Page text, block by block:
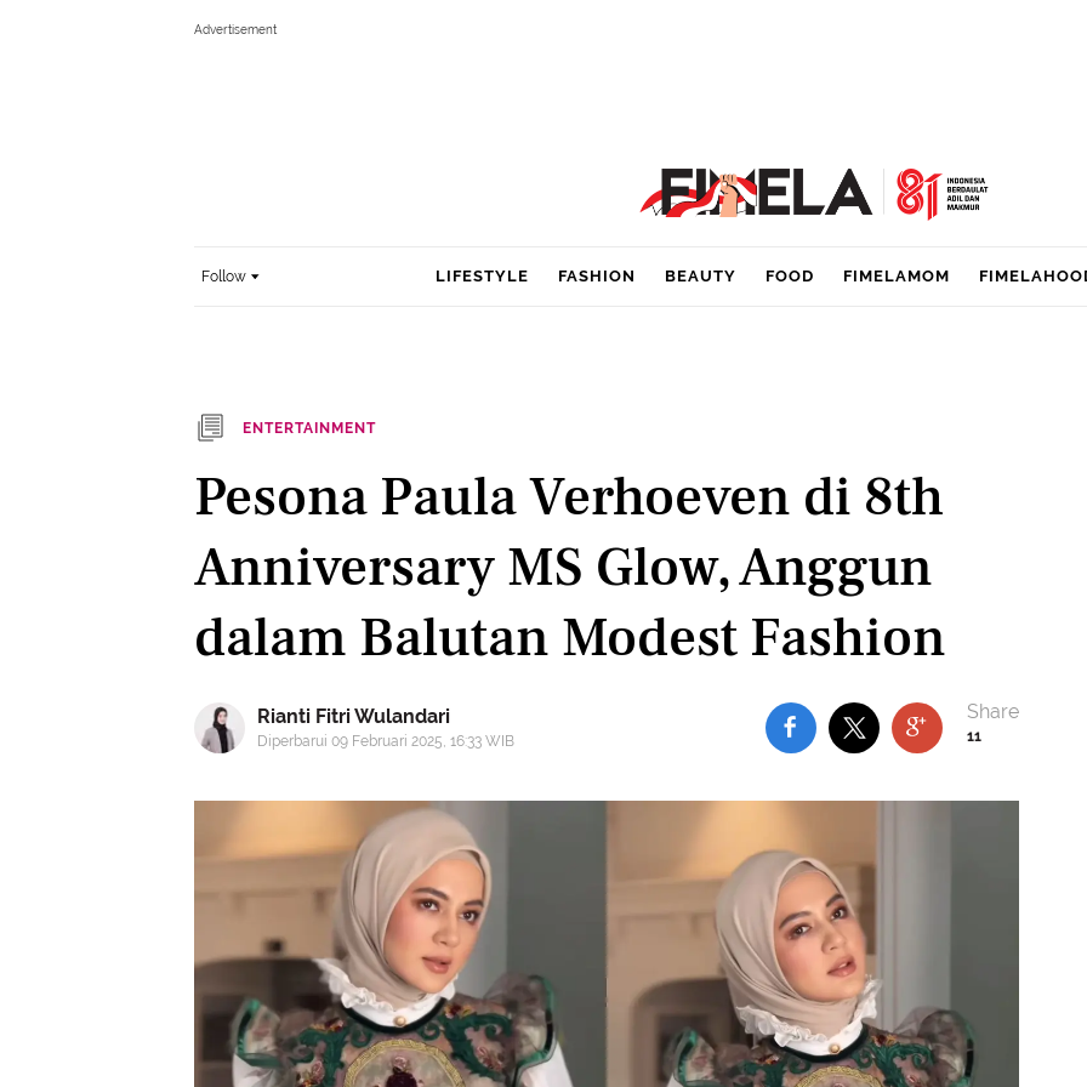
Follow LIFESTYLE FASHION BEAUTY FOOD FIMELAMOM
ENTERTAINMENT
Pesona Paula Verhoeven di 8th
Anniversary MS Glow, Anggun
dalam Balutan Modest Fashion
Rianti Fitri Wulandari
Diperbarui 09 Februari 2025, 16:33 WIB 11